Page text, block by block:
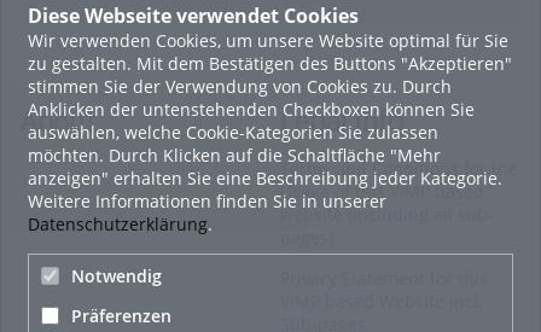
Diese Webseite verwendet Cookies
Wir verwenden Cookies, um unsere Website optimal für Sie
zu gestalten. Mit dem Bestätigen des Buttons "Akzeptieren"
stimmen Sie der Verwendung von Cookies zu. Durch
Anklicken der untenstehenden Checkboxen können Sie
auswählen, welche Cookie-Kategorien Sie zulassen
möchten. Durch Klicken auf die Schaltfläche "Mehr
anzeigen" erhalten Sie eine Beschreibung jeder Kategorie.
Weitere Informationen finden Sie in unserer
Datenschutzerklärung.
Notwendig
Präferenzen
16. Mai 2022
neuer Test-Newsbeitrag
HOHU
9. Mai 2022
¨Haager Lies reloaded“ - der neue Top-Radweg in OÖ
verbindet
About Legal Info
Terms and Conditions for the
Usage of this ViMP based
website (including all sub-